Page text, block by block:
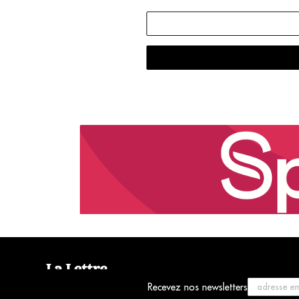
Recevez nos newsletters